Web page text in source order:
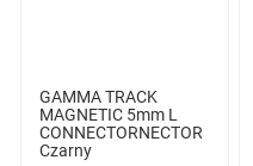
GAMMA TRACK
MAGNETIC 5mm L
CONNECTORNECTOR
Czarny